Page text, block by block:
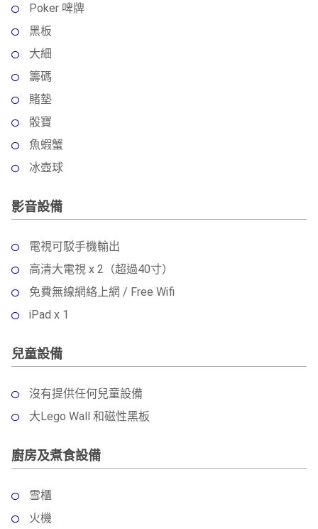
Poker 啤牌
黑板
大細
籌碼
賭墊
骰寶
魚蝦蟹
冰壺球
影音設備
電視可駁手機輸出
高清大電視 x 2（超過40寸）
免費無線網絡上網 / Free Wifi
iPad x 1
兒童設備
沒有提供任何兒童設備
大Lego Wall 和磁性黑板
廚房及煮食設備
雪櫃
火機